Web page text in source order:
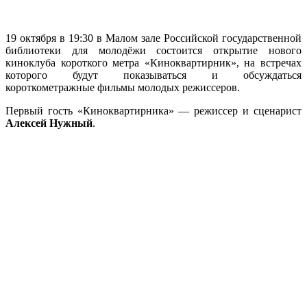
19 октября в 19:30 в Малом зале Российской государственной
библиотеки для молодёжи состоится открытие нового
киноклуба короткого метра «Киноквартирник», на встречах
которого будут показываться и обсуждаться
короткометражные фильмы молодых режиссеров.
Первый гость «Киноквартирника» — режиссер и сценарист
Алексей Нужный.